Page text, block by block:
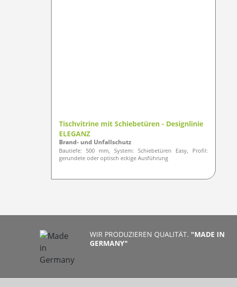
Tischvitrine mit Schiebetüren - Designlinie
ELEGANZ
Brand- und Unfallschutz
Bautiefe: 500 mm, System: Schiebetüren Easy, Profil:
gerundete oder optisch eckige Ausführung
WIR PRODUZIEREN QUALITÄT. "MADE IN
GERMANY"